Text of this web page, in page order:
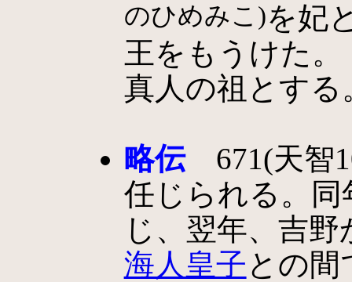
のひめみこ)を妃
王をもうけた
真人の祖とする
略伝671(天智
任じられる。同
じ、翌年、吉
海人皇子との間